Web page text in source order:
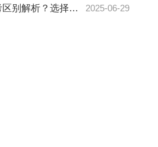
华中农业大学成考自考区别解析？选择技巧全攻略！ 2025-06-29